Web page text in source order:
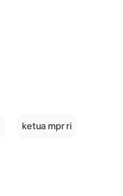
ketua mpr ri